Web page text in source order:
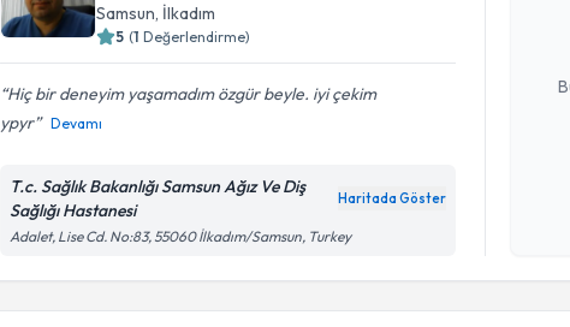
Samsun , İlkadım
5 (1 Değerlendirme)
Hiç bir deneyim yaşamadım özgür beyle. iyi çekim
ypyr
Devamı
T.c. Sağlık Bakanlığı Samsun Ağız Ve Diş
Sağlığı Hastanesi
Haritada Göster
Adalet, Lise Cd. No:83, 55060 İlkadım/Samsun, Turkey